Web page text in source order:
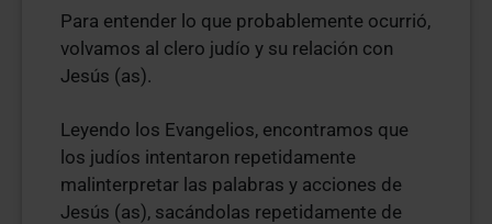
Para entender lo que probablemente ocurrió,
volvamos al clero judío y su relación con
Jesús (as).
Leyendo los Evangelios, encontramos que
los judíos intentaron repetidamente
malinterpretar las palabras y acciones de
Jesús (as), sacándolas repetidamente de